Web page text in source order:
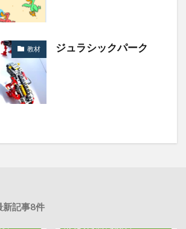
教材 ジュラシックパーク
新記事8件